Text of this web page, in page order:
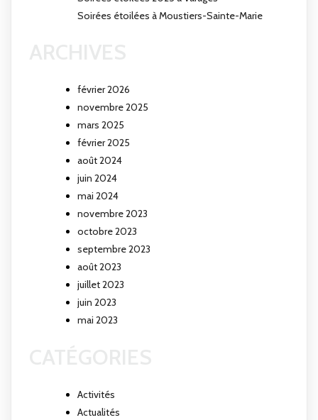
Soirées étoilées à Moustiers-Sainte-Marie
février 2026
novembre 2025
mars 2025
février 2025
août 2024
juin 2024
mai 2024
novembre 2023
octobre 2023
septembre 2023
août 2023
juillet 2023
juin 2023
mai 2023
Activités
Actualités